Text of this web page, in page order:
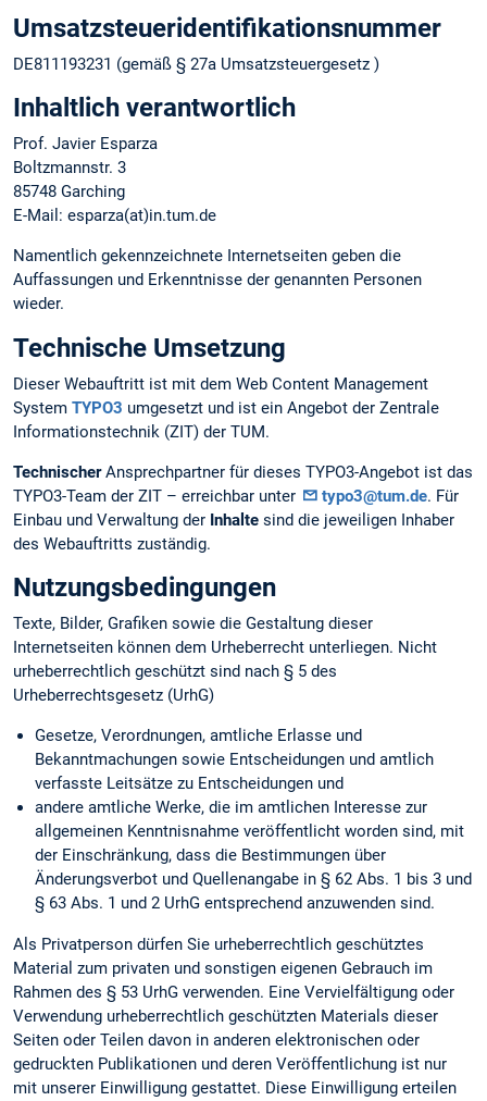
Umsatzsteuer­identifikations­nummer
DE811193231 (gemäß § 27a Umsatzsteuergesetz )
Inhaltlich verantwortlich
Prof. Javier Esparza
Boltzmannstr. 3
85748 Garching
E-Mail: esparza(at)in.tum.de
Namentlich gekennzeichnete Internetseiten geben die
Auffassungen und Erkenntnisse der genannten Personen
wieder.
Technische Umsetzung
Dieser Webauftritt ist mit dem Web Content Management
System TYPO3 umgesetzt und ist ein Angebot der Zentrale
Informationstechnik (ZIT) der TUM.
TechnischerAnsprechpartner für dieses TYPO3-Angebot ist das
TYPO3-Team der ZIT – erreichbar unter
typo3@tum.de. Für
Einbau und Verwaltung der Inhalte sind die jeweiligen Inhaber
des Webauftritts zuständig.
Nutzungsbedingungen
Texte, Bilder, Grafiken sowie die Gestaltung dieser
Internetseiten können dem Urheberrecht unterliegen. Nicht
urheberrechtlich geschützt sind nach § 5 des
Urheberrechtsgesetz (UrhG)
Gesetze, Verordnungen, amtliche Erlasse und
Bekanntmachungen sowie Entscheidungen und amtlich
verfasste Leitsätze zu Entscheidungen und
andere amtliche Werke, die im amtlichen Interesse zur
allgemeinen Kenntnisnahme veröffentlicht worden sind, mit
der Einschränkung, dass die Bestimmungen über
Änderungsverbot und Quellenangabe in § 62 Abs. 1 bis 3 und
§ 63 Abs. 1 und 2 UrhG entsprechend anzuwenden sind.
Als Privatperson dürfen Sie urheberrechtlich geschütztes
Material zum privaten und sonstigen eigenen Gebrauch im
Rahmen des § 53 UrhG verwenden. Eine Vervielfältigung oder
Verwendung urheberrechtlich geschützten Materials dieser
Seiten oder Teilen davon in anderen elektronischen oder
gedruckten Publikationen und deren Veröffentlichung ist nur
mit unserer Einwilligung gestattet. Diese Einwilligung erteilen